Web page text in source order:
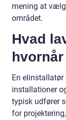
mening at
området.
Hvad
En
installationer
typisk udfører
for